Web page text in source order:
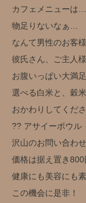
カフェメニューは…
物足りないなぁ…
なんて男性のお客
彼氏さん、ご主人
お腹いっぱい大満足
選べる白米と、穀
おかわりしてくだ
?? アサイーボウル
沢山のお問い合わ
価格は据え置き800
健康にも美容にも
この機会に是非！